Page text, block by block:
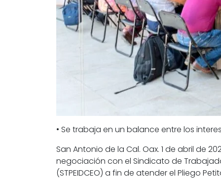
• Se trabaja en un balance entre los
San Antonio de la Cal. Oax. 1 de abril de
negociación con el Sindicato de
(STPEIDCEO) a fin de atender el Pliego